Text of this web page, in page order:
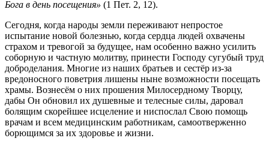
Бога в день посещения» (1 Пет. 2, 12).
Сегодня, когда народы земли переживают непростое
испытание новой болезнью, когда сердца людей охвачены
страхом и тревогой за будущее, нам особенно важно усилить
соборную и частную молитву, принести Господу сугубый труд
доброделания. Многие из наших братьев и сестёр из-за
вредоносного поветрия лишены ныне возможности посещать
храмы. Вознесём о них прошения Милосердному Творцу,
дабы Он обновил их душевные и телесные силы, даровал
болящим скорейшее исцеление и ниспослал Свою помощь
врачам и всем медицинским работникам, самоотверженно
борющимся за их здоровье и жизни.